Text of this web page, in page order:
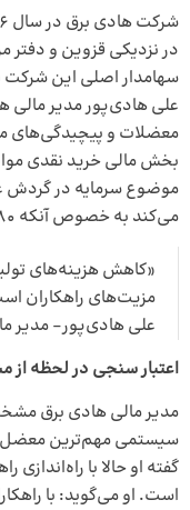
در نزدیکی قزوین و دفتر
سهامدار اصلی این شرکت
علی هادی‌پور مدیر
معضلات و پیچیدگی‌های
بخش مالی خرید نقدی
موضوع سرمایه در گردش
می‌کند به خصوص آنکه ۸۰ درصد از خرید نقدی مربوط به مس است.
«کاهش هزینه‌های
مزیت‌های راهکاران
علی هادی‌پور- مدیر
اعتبار سنجی در لحظه از
مدیر مالی هادی برق
سیستمی مهم‌ترین معضل
گفته او حالا با
است. او می‌گوید: با